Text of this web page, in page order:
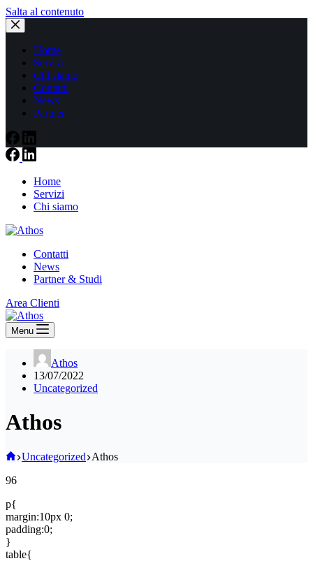
Salta al contenuto
Home
Servizi
Chi siamo
Contatti
News
Partner
Home
Servizi
Chi siamo
Contatti
News
Partner & Studi
Area Clienti
Menu
Athos
13/07/2022
Uncategorized
Athos
Home
Uncategorized Athos
96
p{
margin:10px 0;
padding:0;
}
table{